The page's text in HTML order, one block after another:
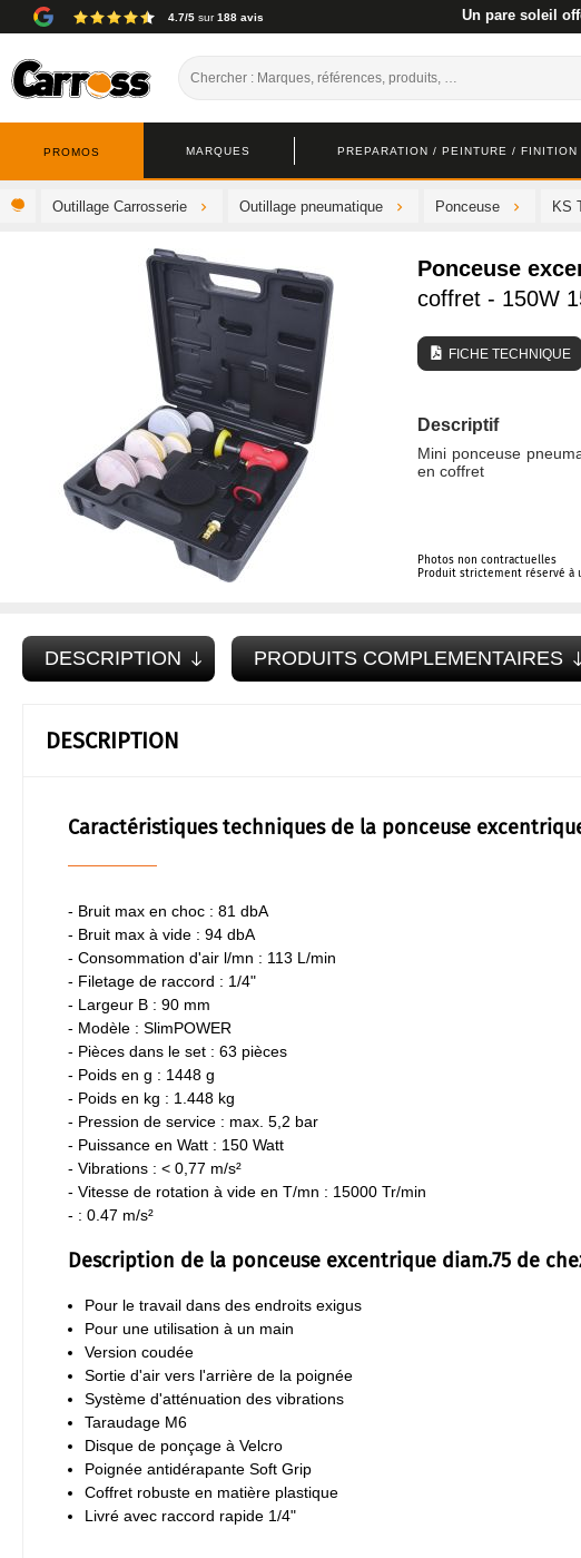
4.7/5 sur188 avis Un pare soleil
PREPARATION / PEINTURE / FINITION
MARQUES
PROMOS
Outillage Carrosserie Outillage pneumatique Ponceuse KS
Ponceuse
coffret - 150W
FICHE TECHNIQUE
Descriptif
Mini ponceuse
en coffret
Photos non contractuelles
Produit strictement réservé à
DESCRIPTION PRODUITS COMPLEMENTAIRES
DESCRIPTION
Caractéristiques techniques de la ponceuse excentrique
- Bruit max en choc : 81 dbA
- Bruit max à vide : 94 dbA
- Consommation d'air l/mn : 113 L/min
- Filetage de raccord : 1/4"
- Largeur B : 90 mm
- Modèle : SlimPOWER
- Pièces dans le set : 63 pièces
- Poids en g : 1448 g
- Poids en kg : 1.448 kg
- Pression de service : max. 5,2 bar
- Puissance en Watt : 150 Watt
- Vibrations : < 0,77 m/s²
- Vitesse de rotation à vide en T/mn : 15000 Tr/min
- : 0.47 m/s²
Description de la ponceuse excentrique diam.75 de chez
Pour le travail dans des endroits exigus
Pour une utilisation à un main
Version coudée
Sortie d'air vers l'arrière de la poignée
Système d'atténuation des vibrations
Taraudage M6
Disque de ponçage à Velcro
Poignée antidérapante Soft Grip
Coffret robuste en matière plastique
Livré avec raccord rapide 1/4"